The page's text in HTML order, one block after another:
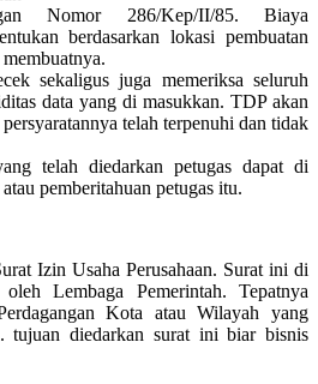
Nomor 286/Kep/II/85. Biaya
berdasarkan lokasi pembuatan
sekaligus juga memeriksa seluruh
data yang di masukkan. TDP akan
telah terpenuhi dan tidak
telah diedarkan petugas dapat di
pemberitahuan petugas itu.
Izin Usaha Perusahaan. Surat ini di
Lembaga Pemerintah. Tepatnya
Kota atau Wilayah yang
tujuan diedarkan surat ini biar bisnis